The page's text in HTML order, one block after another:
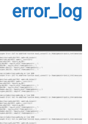
error_log